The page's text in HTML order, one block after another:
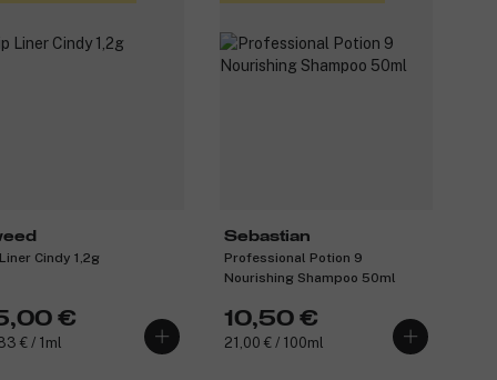
Cindy 1,2g
€
€ / 1ml
Sebastian
Professional Potion 9
Nourishing Shampoo 50ml
10,50 €
21,00 € / 100ml